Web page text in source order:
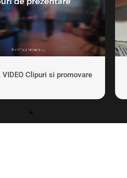
VIDEO Clipuri si promovare